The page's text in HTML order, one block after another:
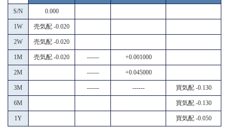
S/N 0.000
1W 売気配 -0.020
2W 売気配 -0.020
1M 売気配 -0.020 ------ +0.001000
2M ------ +0.045000
3M ------ ------ 買気配 -0.130
6M 買気配 -0.130
1Y 買気配 -0.050